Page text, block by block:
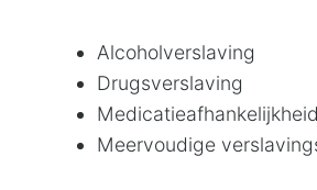
Alcoholverslaving
Drugsverslaving
Medicatieafhankelijkheid
Meervoudige